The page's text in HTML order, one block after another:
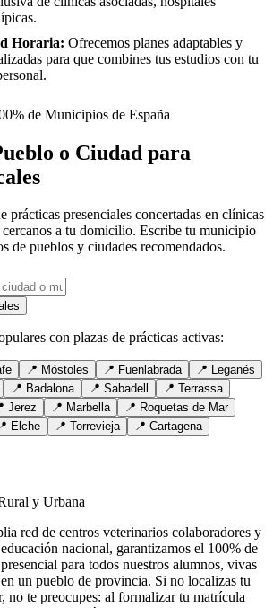
Horaria: Ofrecemos planes adaptables y
para que combines tus estudios con tu
de Municipios de España
o Ciudad para
prácticas presenciales concertadas en clínicas
a tu domicilio. Escribe tu municipio
de pueblos y ciudades recomendados.
con plazas de prácticas activas:
📍 Móstoles 📍 Fuenlabrada 📍 Leganés
📍 Badalona 📍 Sabadell 📍 Terrassa
Jerez 📍 Marbella 📍 Roquetas de Mar
Elche 📍 Torrevieja 📍 Cartagena
y Urbana
red de centros veterinarios colaboradores y
nacional, garantizamos el 100% de
para todos nuestros alumnos, vivas
un pueblo de provincia. Si no localizas tu
no te preocupes: al formalizar tu matrícula